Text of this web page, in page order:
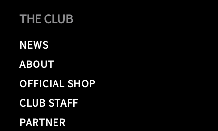
THE CLUB
NEWS
ABOUT
OFFICIAL SHOP
CLUB STAFF
PARTNER